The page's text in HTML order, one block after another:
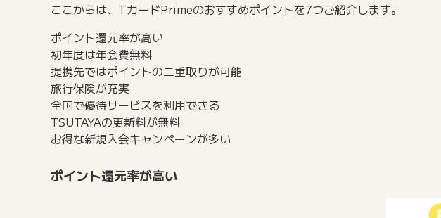
ここからは、TカードPrimeのおすすめポイントを7つご紹介します。
ポイント還元率が高い
初年度は年会費無料
提携先ではポイントの二重取りが可能
旅行保険が充実
全国で優待サービスを利用できる
TSUTAYAの更新料が無料
お得な新規入会キャンペーンが多い
ポイント還元率が高い